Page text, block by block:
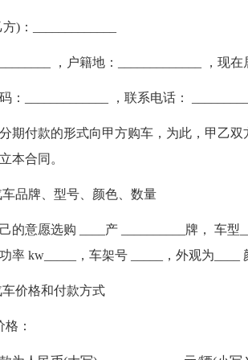
)：_____________
，户籍地：_____________ ，现在
：_____________ ，联系电话：
期付款的形式向甲方购车，为此，甲乙
本合同。
品牌、型号、颜色、数量
的意愿选购 ____产 __________牌， 车型
功率 kw_____，车架号 _____，外观为____
价格和付款方式
：